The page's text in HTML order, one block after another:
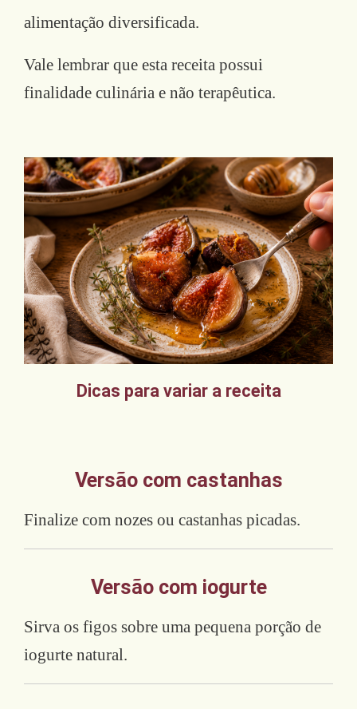
alimentação diversificada.
Vale lembrar que esta receita possui
finalidade culinária e não terapêutica.
Dicas para variar a receita
Versão com castanhas
Finalize com nozes ou castanhas picadas.
Versão com iogurte
Sirva os figos sobre uma pequena porção de
iogurte natural.